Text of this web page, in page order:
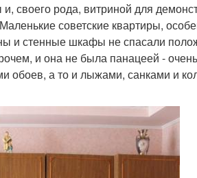
своего рода, витриной для
советские квартиры,
и стенные шкафы не спасали
и она не была панацеей -
обоев, а то и лыжами, санками и